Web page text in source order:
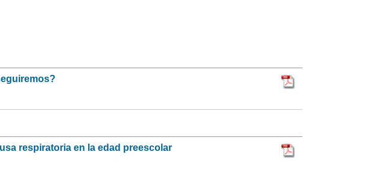
respiratoria en la edad preescolar